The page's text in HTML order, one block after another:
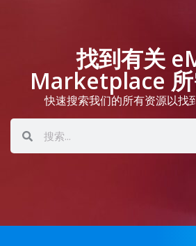
找到有关
Marketplace 所
快速搜索我们的所有资源以找